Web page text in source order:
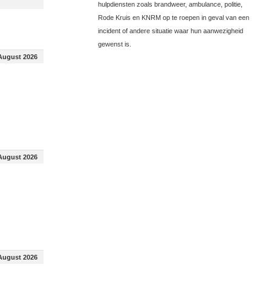
2026
2026
2026
hulpdiensten zoals brandweer, ambulance, politie,
Rode Kruis en KNRM op te roepen in geval van een
incident of andere situatie waar hun aanwezigheid
gewenst is.